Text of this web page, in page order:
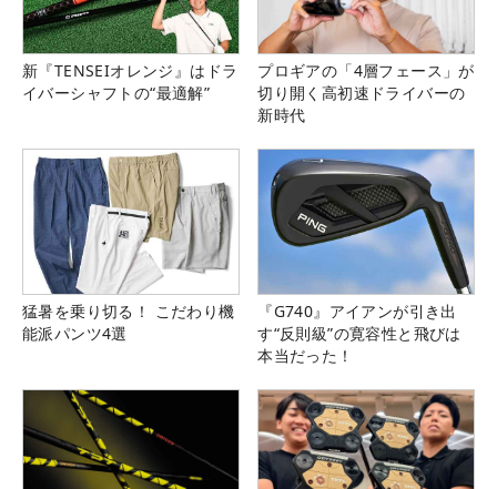
新『TENSEIオレンジ』はドラ
イバーシャフトの“最適解”
プロギアの「4層フェース」が
切り開く高初速ドライバーの
新時代
猛暑を乗り切る！ こだわり機
能派パンツ4選
『G740』アイアンが引き出
す“反則級”の寛容性と飛びは
本当だった！